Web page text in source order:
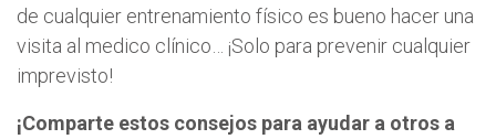
de cualquier entrenamiento físico es bueno hacer una
visita al medico clínico… ¡Solo para prevenir cualquier
imprevisto!
¡Comparte estos consejos para ayudar a otros a